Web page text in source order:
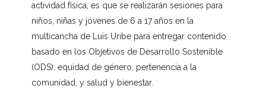
actividad física, es que se realizarán sesiones para
niños, niñas y jóvenes de 6 a 17 años en la
multicancha de Luis Uribe para entregar contenido
basado en los Objetivos de Desarrollo Sostenible
(ODS): equidad de género, pertenencia a la
comunidad, y salud y bienestar.